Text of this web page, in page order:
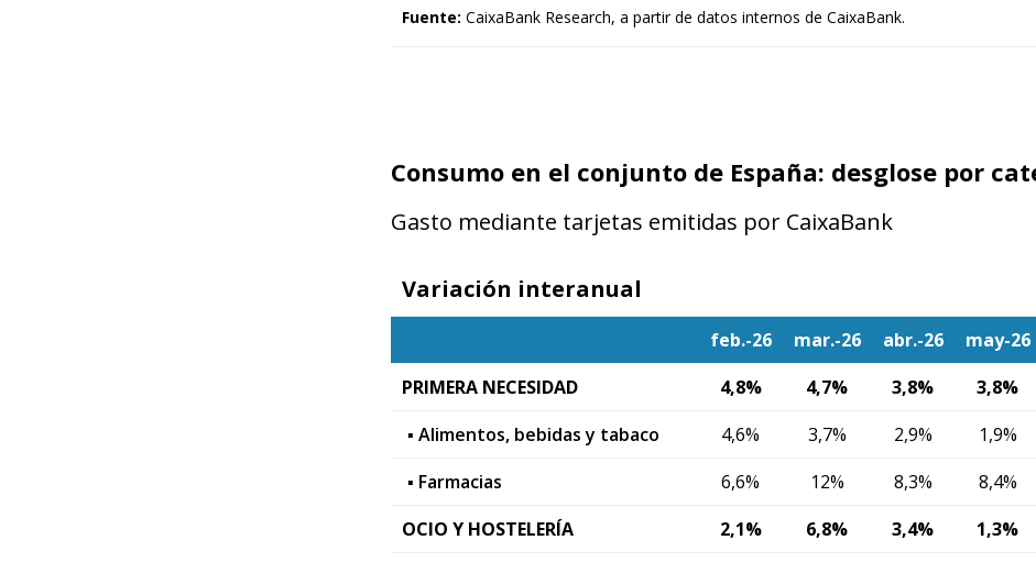
Fuente: CaixaBank Research, a partir de datos internos de CaixaBank.
Consumo en el conjunto de España: desglose por
Gasto mediante tarjetas emitidas por CaixaBank
Variación interanual
feb.-26 mar.-26 abr.-26 may-26
PRIMERA NECESIDAD
4,8% 4,7% 3,8% 3,8%
▪ Alimentos, bebidas y tabaco
4,6% 3,7% 2,9% 1,9%
▪ Farmacias
6,6% 12% 8,3% 8,4%
OCIO Y HOSTELERÍA
2,1% 6,8% 3,4% 1,3%